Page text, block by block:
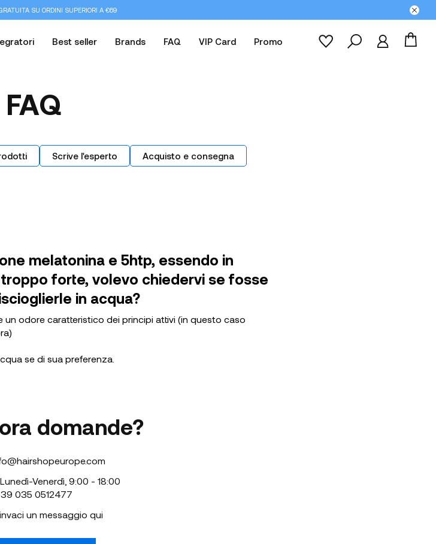
SU ORDINI SUPERIORI A €69
Best seller Brands FAQ VIP Card Promo
FAQ
Scrive l'esperto Acquisto e consegna
melatonina e 5htp, essendo in
forte, volevo chiedervi se fosse
in acqua?
un odore caratteristico dei principi attivi (in questo caso
se di sua preferenza.
domande?
Lunedì-Venerdì 9:00 - 18:00
035 0512477
un messaggio qui